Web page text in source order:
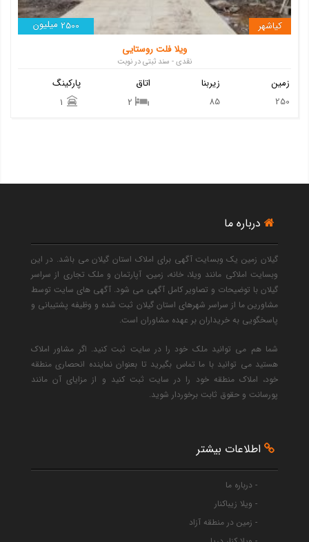
2500 میلیون
کیاشهر
ویلا فلت روستایی
نقدی - سند ثبتی در نوبت
پارکینگ
اتاق
2
زیربنا
85
زمین
250
درباره ما
گیلان زمین یک وبسایت آگهی برای املاک استان گیلان می باشد. در این
وبسایت املاکی مانند ویلا، خانه، زمین، آپارتمان و ملک تجاری از سراسر
گیلان با توضیحات و تصاویر کامل آگهی می شود. آگهی های سایت توسط
مشاورین ما از سراسر شهرهای استان گیلان ثبت شده و وظیفه پشتیبانی و
پاسخگویی به خریداران بر عهده مشاوران است.
شما هم می توانید ملک خود را در سایت ثبت کنید. اگر مشاور املاک
هستید می توانید با ما تماس بگیرید تا بعنوان نماینده انحصاری منطقه
خود، املاک منطقه خود را در سایت ثبت کنید و از مزایای آن مانند
پورسانت و حقوق ثابت برخوردار شوید.
اطلاعات بیشتر
- درباره ما
- ویلا زیباکنار
- زمین در منطقه آزاد